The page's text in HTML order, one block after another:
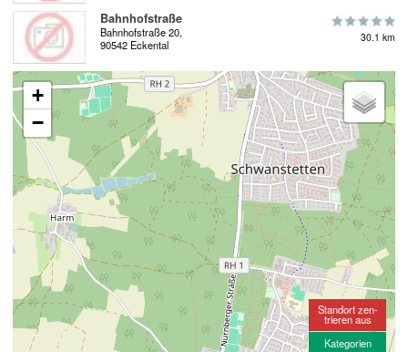
Bahnhofstraße
Bahnhofstraße 20,
90542 Eckental
30.1 km
+
−
Standort zen-
trieren aus
Kategorien